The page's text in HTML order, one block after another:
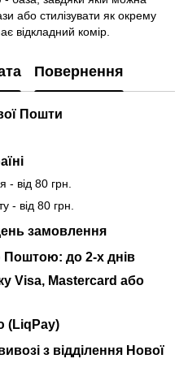
або стилізувати як окрему
відкладний комір.
Повернення
Пошти
- від 80 грн.
- від 80 грн.
замовлення
до 2-х днів
Visa, Mastercard або
(LiqPay)
з відділення Нової